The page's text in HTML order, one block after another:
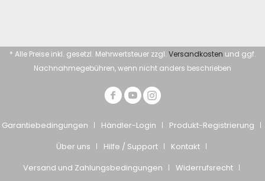
* Alle Preise inkl. gesetzl. Mehrwertsteuer zzgl. Versandkosten und ggf.
Nachnahmegebühren, wenn nicht anders beschrieben
Garantiebedingungen Händler-Login
Produkt-Registrierung
Über uns
Hilfe / Support
Kontakt
Versand und Zahlungsbedingungen
Widerrufsrecht